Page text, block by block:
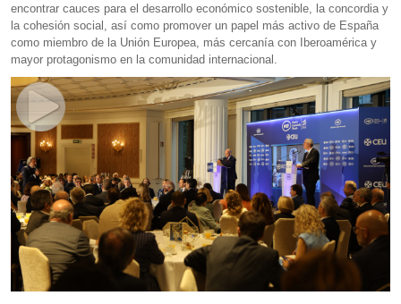
encontrar cauces para el desarrollo económico sostenible, la concordia y
la cohesión social, así como promover un papel más activo de España
como miembro de la Unión Europea, más cercanía con Iberoamérica y
mayor protagonismo en la comunidad internacional.